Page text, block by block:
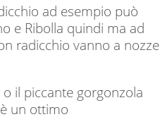
ad esempio può
e Ribolla quindi ma ad
radicchio vanno a nozze
il piccante gorgonzola
un ottimo